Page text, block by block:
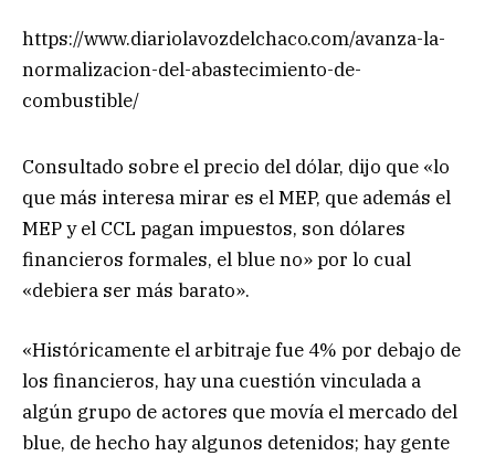
https://www.diariolavozdelchaco.com/avanza-la-
normalizacion-del-abastecimiento-de-
combustible/
Consultado sobre el precio del dólar, dijo que «lo
que más interesa mirar es el MEP, que además el
MEP y el CCL pagan impuestos, son dólares
financieros formales, el blue no» por lo cual
«debiera ser más barato».
«Históricamente el arbitraje fue 4% por debajo de
los financieros, hay una cuestión vinculada a
algún grupo de actores que movía el mercado del
blue, de hecho hay algunos detenidos; hay gente